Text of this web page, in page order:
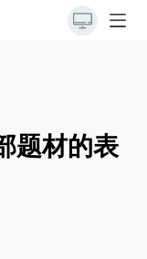
题材的表